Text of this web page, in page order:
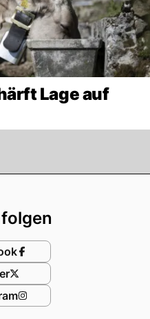
Lage auf